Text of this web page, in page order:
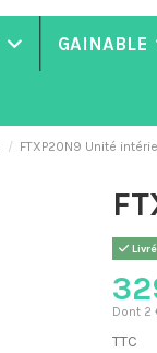
GAINABLE
FTXP20N9 Unité
Dont 2
TTC